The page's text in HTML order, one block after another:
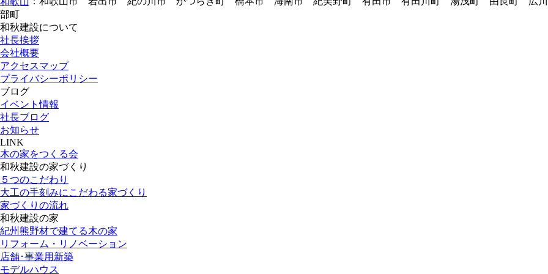
部町
和秋建設について
社長挨拶
会社概要
アクセスマップ
プライバシーポリシー
ブログ
イベント情報
社長ブログ
お知らせ
LINK
木の家をつくる会
和秋建設の家づくり
５つのこだわり
大工の手刻みにこだわる家づくり
家づくりの流れ
和秋建設の家
紀州熊野材で建てる木の家
リフォーム・リノベーション
店舗･事業用新築
モデルハウス